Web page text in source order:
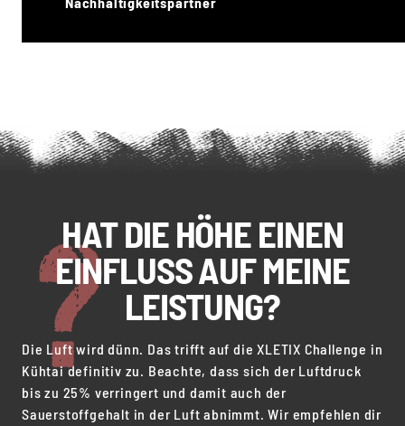
HAT DIE HÖHE EINEN
EINFLUSS AUF MEINE
LEISTUNG?
Die Luft wird dünn. Das trifft auf die XLETIX Challenge in
Kühtai definitiv zu. Beachte, dass sich der Luftdruck
bis zu 25% verringert und damit auch der
Sauerstoffgehalt in der Luft abnimmt. Wir empfehlen dir